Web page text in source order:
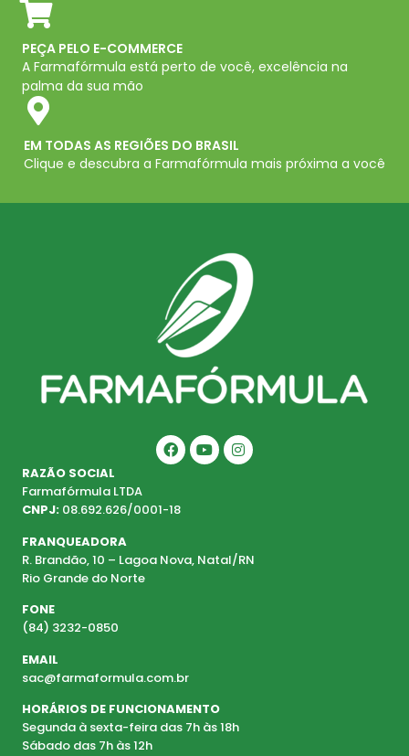
PEÇA PELO E-COMMERCE
A Farmafórmula está perto de você, excelência na
palma da sua mão
EM TODAS AS REGIÕES DO BRASIL
Clique e descubra a Farmafórmula mais próxima a você
RAZÃO SOCIAL
Farmafórmula LTDA
CNPJ: 08.692.626/0001-18
FRANQUEADORA
R. Brandão, 10 – Lagoa Nova, Natal/RN
Rio Grande do Norte
FONE
(84) 3232-0850
EMAIL
sac@farmaformula.com.br
HORÁRIOS DE FUNCIONAMENTO
Segunda à sexta-feira das 7h às 18h
Sábado das 7h às 12h